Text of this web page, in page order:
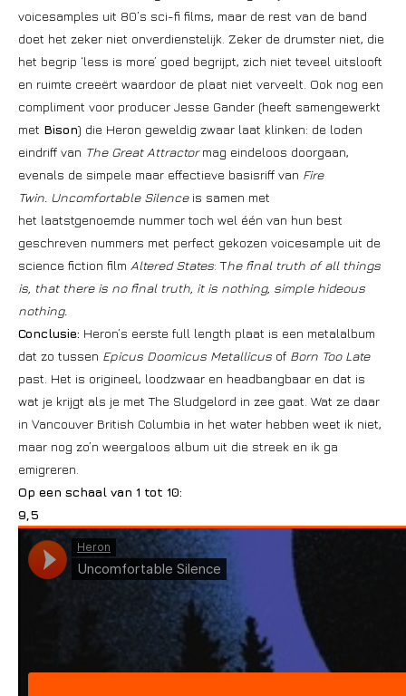
voicesamples uit 80’s sci-fi films, maar de rest van de band
doet het zeker niet onverdienstelijk. Zeker de drumster niet, die
het begrip ‘less is more’ goed begrijpt, zich niet teveel uitslooft
en ruimte creeërt waardoor de plaat niet verveelt. Ook nog een
compliment voor producer Jesse Gander (heeft samengewerkt
met Bison) die Heron geweldig zwaar laat klinken: de loden
eindriff van The Great Attractormag eindeloos doorgaan,
evenals de simpele maar effectieve basisriff van Fire
Twin. Uncomfortable Silenceis samen met
het laatstgenoemde nummer toch wel één van hun best
geschreven nummers met perfect gekozen voicesample uit de
science fiction film Altered States: The final truth of all things
is, that there is no final truth, it is nothing, simple hideous
nothing.
Conclusie: Heron’s eerste full length plaat is een metalalbum
dat zo tussen Epicus Doomicus Metallicus of Born Too Late
past. Het is origineel, loodzwaar en headbangbaar en dat is
wat je krijgt als je met The Sludgelord in zee gaat. Wat ze daar
in Vancouver British Columbia in het water hebben weet ik niet,
maar nog zo’n weergaloos album uit die streek en ik ga
emigreren.
Op een schaal van 1 tot 10:
9,5